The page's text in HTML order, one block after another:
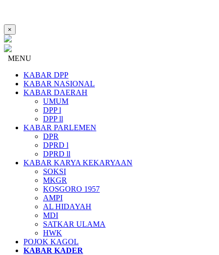
×
MENU
KABAR DPP
KABAR NASIONAL
KABAR DAERAH
UMUM
DPP l
DPP ll
KABAR PARLEMEN
DPR
DPRD l
DPRD ll
KABAR KARYA KEKARYAAN
SOKSI
MKGR
KOSGORO 1957
AMPI
AL HIDAYAH
MDI
SATKAR ULAMA
HWK
POJOK KAGOL
KABAR KADER